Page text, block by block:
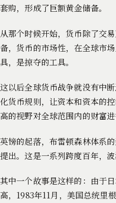
套购，形成了巨额黄金储备。
从那个时候开始，货币除了交
备，货币的市场性，在全球市
具，是掠夺的工具。
这以后全球货币战争就没有中
化货币规则，让资本和资本的
高的视野对全球范围内的财富
英镑的起落，布雷顿森林体系
提出。这是一系列跨度百年，波
其中一个故事是这样的：由于
高，1983年11月，美国总统里